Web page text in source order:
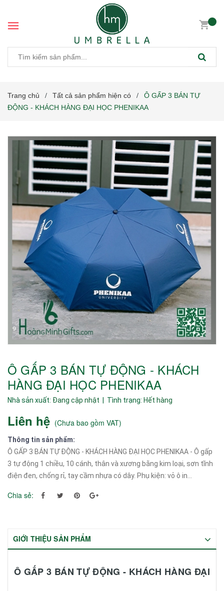
Trang chủ / Tất cả sản phẩm hiện có /
Ô GẤP 3 BÁN TỰ
ĐỘNG - KHÁCH HÀNG ĐẠI HỌC PHENIKAA
Ô GẤP 3 BÁN TỰ ĐỘNG - KHÁCH
HÀNG ĐẠI HỌC PHENIKAA
Nhà sản xuất: Đang cập nhật | Tình trạng: Hết hàng
Liên hệ (Chưa bao gồm VAT)
Thông tin sản phẩm:
Ô GẤP 3 BÁN TỰ ĐỘNG - KHÁCH HÀNG ĐẠI HỌC PHENIKAA - Ô gấp
3 tự động 1 chiều, 10 cánh, thân và xương bằng kim loại, sơn tĩnh
điện đen, chống rỉ, tay cầm nhựa có dây. Phụ kiện: vỏ ô in...
Chia sẻ:
GIỚI THIỆU SẢN PHẨM
Ô GẤP 3 BÁN TỰ ĐỘNG - KHÁCH HÀNG ĐẠI